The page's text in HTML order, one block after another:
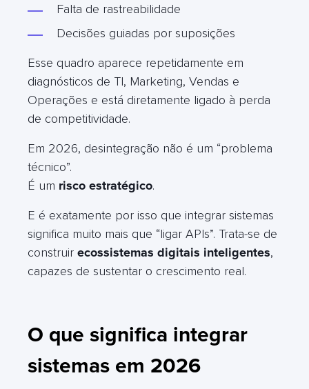
Falta de rastreabilidade
Decisões guiadas por suposições
Esse quadro aparece repetidamente em
diagnósticos de TI, Marketing, Vendas e
Operações e está diretamente ligado à perda
de competitividade.
Em 2026, desintegração não é um “problema
técnico”.
É um risco estratégico.
E é exatamente por isso que integrar sistemas
significa muito mais que “ligar APIs”. Trata-se de
construir ecossistemas digitais inteligentes,
capazes de sustentar o crescimento real.
O que significa integrar
sistemas em 2026